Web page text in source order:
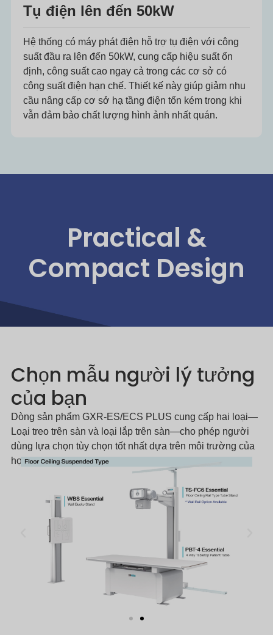
Tụ điện lên đến 50kW
Hệ thống có máy phát điện hỗ trợ tụ điện với công
suất đầu ra lên đến 50kW, cung cấp hiệu suất ổn
định, công suất cao ngay cả trong các cơ sở có
công suất điện hạn chế. Thiết kế này giúp giảm nhu
cầu nâng cấp cơ sở hạ tầng điện tốn kém trong khi
vẫn đảm bảo chất lượng hình ảnh nhất quán.
Practical &
Compact Design
Chọn mẫu người lý tưởng
của bạn
Dòng sản phẩm GXR-ES/ECS PLUS cung cấp hai loại—
Loại treo trên sàn và loại lắp trên sàn—cho phép người
dùng lựa chọn tùy chọn tốt nhất dựa trên môi trường của
họ.